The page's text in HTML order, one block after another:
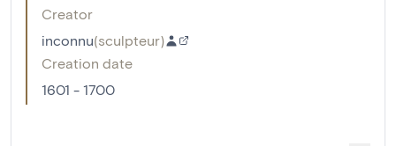
Creator
inconnu(sculpteur)
Creation date
1601 - 1700